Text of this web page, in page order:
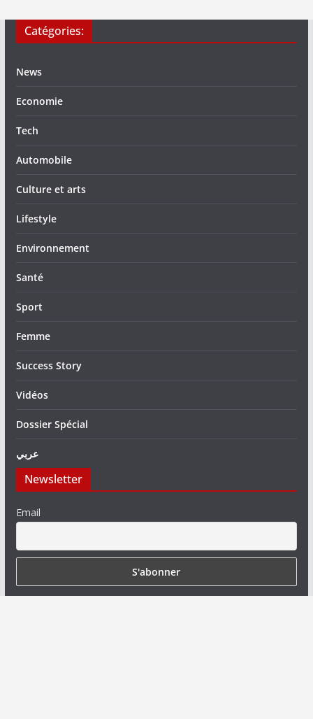
Catégories:
News
Economie
Tech
Automobile
Culture et arts
Lifestyle
Environnement
Santé
Sport
Femme
Success Story
Vidéos
Dossier Spécial
عربي
Newsletter
Email